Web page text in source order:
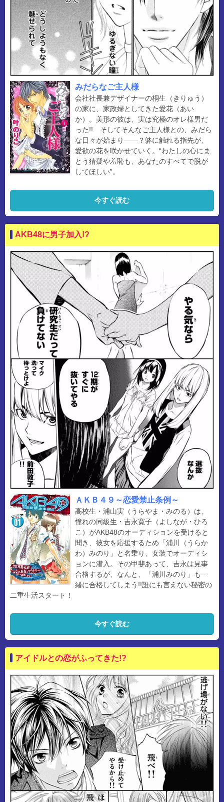
みだらなご主人様
会社社長兼デザイナーの桐生（きりゅう）
の家に、家政婦としてきた愛花（あい
か）。美形の彼は、実は究極のオレ様男だ
った!! そしてそんなご主人様との、みだら
な日々が始まり――？躰に触れる指先が、
愛欲の花を咲かせていく。“わたしの心にま
とう猜疑や羞恥も、あなたのすべてで脱が
してほしい”。
今すぐ読む
AKB48に男子加入!?
ＡＫＢ４９～恋愛禁止条例～
高校生・浦山実（うらやま・みのる）は、
憧れの同級生・吉永寛子（よしなが・ひろ
こ）がAKB48のオーディションを受けると
聞き、彼女を応援するため「浦川（うらか
わ）みのり」と名乗り、女装でオーディシ
ョンに潜入。その甲斐あって、吉永は見事
合格するが、なんと、「浦川みのり」も一
緒に合格してしまう!!誰にも言えない秘密の
二重生活スタート！
今すぐ読む
アイドルとの恋がふってきた!?